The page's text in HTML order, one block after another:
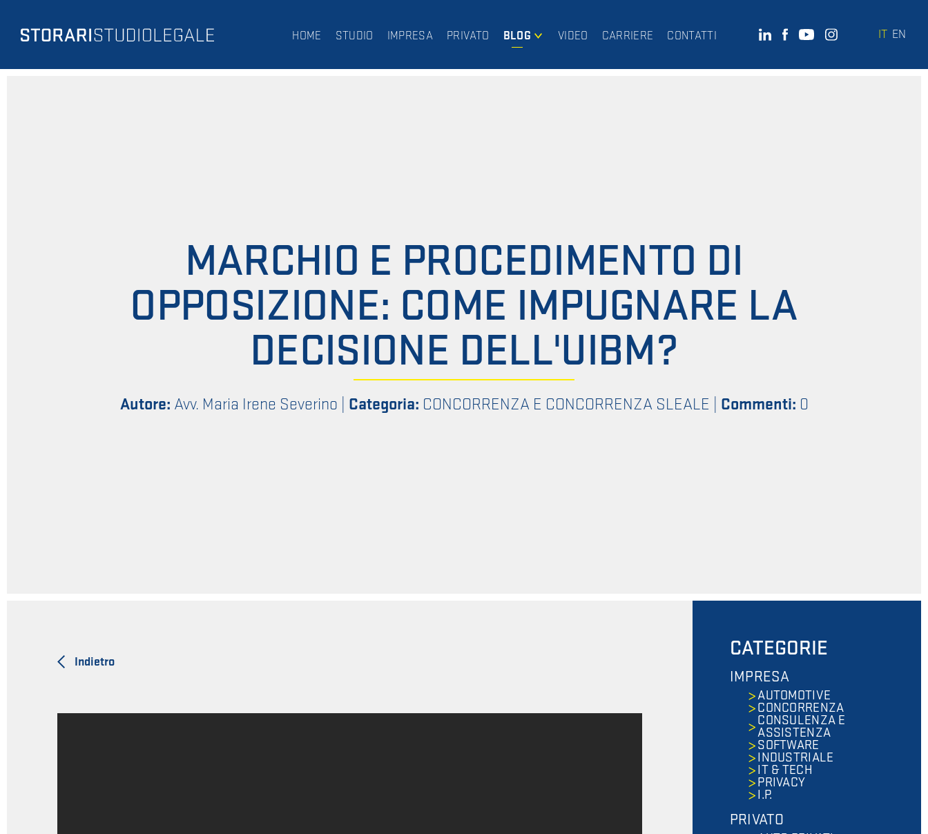
HOME STUDIO IMPRESA PRIVATO BLOG
IMPRESA
VIDEO CARRIERE CONTATTI IT EN
MARCHIO E PROCEDIMENTO DI
OPPOSIZIONE: COME IMPUGNARE LA
DECISIONE DELL'UIBM?
Autore: Avv. Maria Irene Severino Categoria: CONCORRENZA E CONCORRENZA SLEALE Commenti: 0
Indietro
CATEGORIE
IMPRESA
AUTOMOTIVE
CONCORRENZA
CONSULENZA E
ASSISTENZA
SOFTWARE
INDUSTRIALE
IT & TECH
PRIVACY
I.P.
PRIVATO